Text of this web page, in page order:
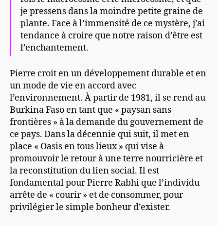
je pressens dans la moindre petite graine de
plante. Face à l’immensité de ce mystère, j’ai
tendance à croire que notre raison d’être est
l’enchantement.
Pierre croit en un développement durable et en
un mode de vie en accord avec
l’environnement. À partir de 1981, il se rend au
Burkina Faso en tant que « paysan sans
frontières » à la demande du gouvernement de
ce pays. Dans la décennie qui suit, il met en
place « Oasis en tous lieux » qui vise à
promouvoir le retour à une terre nourricière et
la reconstitution du lien social. Il est
fondamental pour Pierre Rabhi que l’individu
arrête de « courir » et de consommer, pour
privilégier le simple bonheur d’exister.